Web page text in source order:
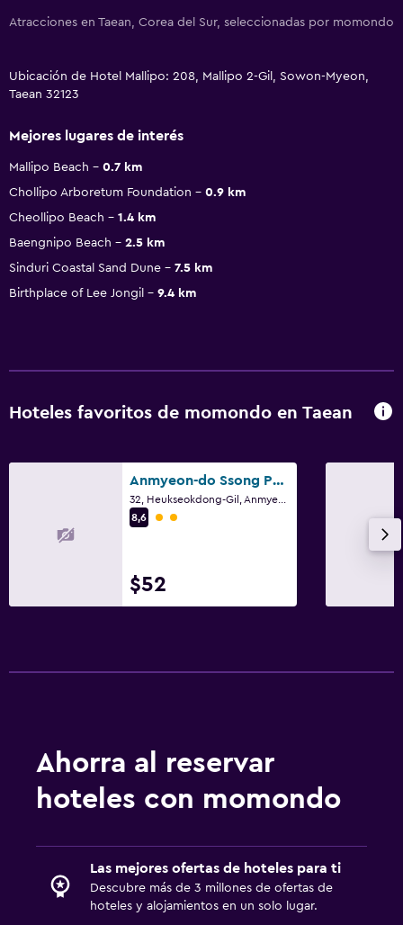
Atracciones en Taean, Corea del Sur, seleccionadas por momondo
Ubicación de Hotel Mallipo: 208, Mallipo 2-Gil, Sowon-Myeon,
Taean 32123
Mejores lugares de interés
Mallipo Beach
0.7 km
Chollipo Arboretum Foundation
0.9 km
Cheollipo Beach
1.4 km
Baengnipo Beach
2.5 km
Sinduri Coastal Sand Dune
7.5 km
Birthplace of Lee Jongil
9.4 km
Hoteles favoritos de momondo en Taean
Anmyeon-do Ssong Pension
8,6
Categoría 2
$52
Ahorra al reservar
hoteles con momondo
Las mejores ofertas de hoteles para ti
Descubre más de 3 millones de ofertas de
hoteles y alojamientos en un solo lugar.